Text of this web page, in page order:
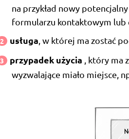
na przykład nowy
formularzu kontaktowym
usługa, w której ma zostać
przypadek użycia , który ma
wyzwalające miało miejsce,